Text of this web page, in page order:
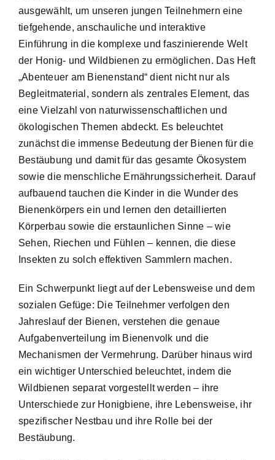
ausgewählt, um unseren jungen Teilnehmern eine
tiefgehende, anschauliche und interaktive
Einführung in die komplexe und faszinierende Welt
der Honig- und Wildbienen zu ermöglichen. Das Heft
„Abenteuer am Bienenstand“ dient nicht nur als
Begleitmaterial, sondern als zentrales Element, das
eine Vielzahl von naturwissenschaftlichen und
ökologischen Themen abdeckt. Es beleuchtet
zunächst die immense Bedeutung der Bienen für die
Bestäubung und damit für das gesamte Ökosystem
sowie die menschliche Ernährungssicherheit. Darauf
aufbauend tauchen die Kinder in die Wunder des
Bienenkörpers ein und lernen den detaillierten
Körperbau sowie die erstaunlichen Sinne – wie
Sehen, Riechen und Fühlen – kennen, die diese
Insekten zu solch effektiven Sammlern machen.
Ein Schwerpunkt liegt auf der Lebensweise und dem
sozialen Gefüge: Die Teilnehmer verfolgen den
Jahreslauf der Bienen, verstehen die genaue
Aufgabenverteilung im Bienenvolk und die
Mechanismen der Vermehrung. Darüber hinaus wird
ein wichtiger Unterschied beleuchtet, indem die
Wildbienen separat vorgestellt werden – ihre
Unterschiede zur Honigbiene, ihre Lebensweise, ihr
spezifischer Nestbau und ihre Rolle bei der
Bestäubung.